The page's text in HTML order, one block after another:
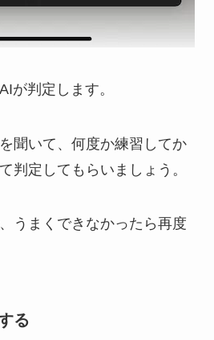
が判定します。
聞いて、何度か練習してか
判定してもらいましょう。
うまくできなかったら再度
る